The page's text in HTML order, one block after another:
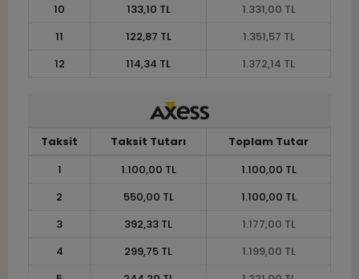
10
133,10 TL
1.331,00 TL
11
122,87 TL
1.351,57 TL
12
114,34 TL 1.372,14 TL
Taksit Taksit Tutarı
Toplam Tutar
1
1.100,00 TL
1.100,00 TL
2
550,00 TL
1.100,00 TL
3
392,33 TL
1.177,00 TL
4
299,75 TL
1.199,00 TL